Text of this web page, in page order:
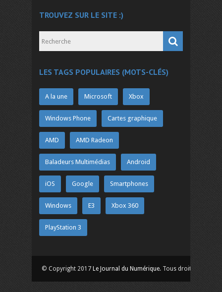
TROUVEZ SUR LE SITE :)
LES TAGS POPULAIRES (MOTS-CLÉS)
A la une Microsoft Xbox
Windows Phone Cartes graphique
AMD AMD Radeon
Baladeurs Multimédias Android
iOS Google Smartphones
Windows E3 Xbox 360
PlayStation 3
© Copyright 2017 Le Journal du Numérique. Tous droits réservés.